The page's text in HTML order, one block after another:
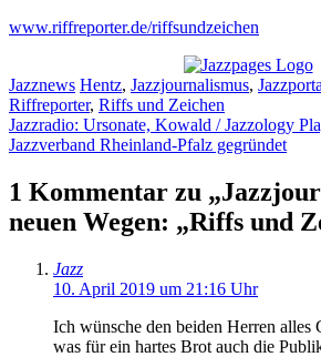
www.riffreporter.de/riffsundzeichen
Kategorien
Jazznews Schlagwörter
Hentz, Jazzjournalismus,
Riffreporter, Riffs und Zeichen
Jazzradio: Ursonate, Kowald / Jazzology
Jazzverband Rheinland-Pfalz gegründet
1 Kommentar zu
neuen Wegen: „Riffs und
Jazz
10. April 2019 um 21:16 Uhr
Ich wünsche den beiden Herren alles
was für ein hartes Brot auch die